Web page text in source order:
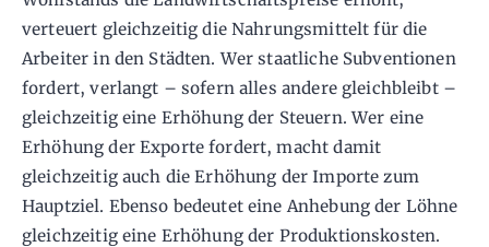
verteuert gleichzeitig die Nahrungsmittelt für die
Arbeiter in den Städten. Wer staatliche Subventionen
fordert, verlangt – sofern alles andere gleichbleibt –
gleichzeitig eine Erhöhung der Steuern. Wer eine
Erhöhung der Exporte fordert, macht damit
gleichzeitig auch die Erhöhung der Importe zum
Hauptziel. Ebenso bedeutet eine Anhebung der Löhne
gleichzeitig eine Erhöhung der Produktionskosten.